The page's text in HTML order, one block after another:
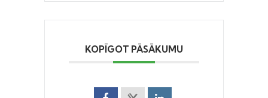
KOPĪGOT PĀSĀKUMU